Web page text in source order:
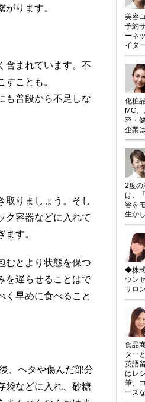
ります。
含まれています。不
ことも。
も普段から不足しな
取りましょう。そし
ク容器などに入れて
す。
むとより状態を保つ
を遅らせることはで
く早めに食べること
、ヘタや傷んだ部分
袋などに入れ、砂糖
美容
予約
ーネ
イタ
化粧
MC
容・
企業
2度の
は、
容を
生か
◆株
ウン
サロ
食品
ター
英語
はレ
筆、
ース